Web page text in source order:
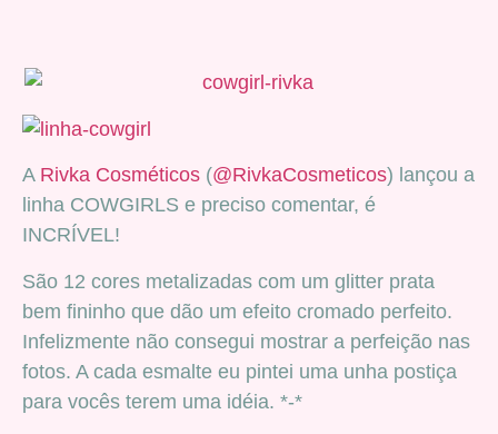
A Rivka Cosméticos (@RivkaCosmeticos) lançou a
linha COWGIRLS e preciso comentar, é
INCRÍVEL!
São 12 cores metalizadas com um glitter prata
bem fininho que dão um efeito cromado perfeito.
Infelizmente não consegui mostrar a perfeição nas
fotos. A cada esmalte eu pintei uma unha postiça
para vocês terem uma idéia. *-*